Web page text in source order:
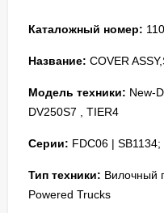
Каталожный номер:
Название: COVER
Модель техники: New-
DV250S7 , TIER4
Серии: FDC06 |
Тип техники: Вилочный
Powered Trucks